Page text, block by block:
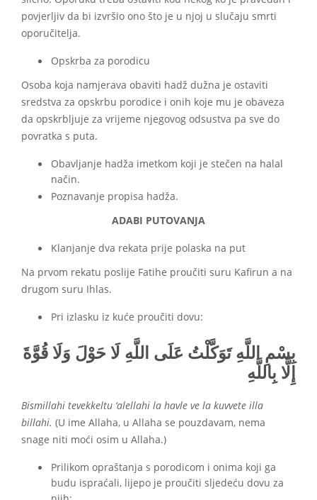
povjerljiv da bi izvršio ono što je u njoj u slučaju smrti
oporučitelja.
Opskrba za porodicu
Osoba koja namjerava obaviti hadž dužna je ostaviti
sredstva za opskrbu porodice i onih koje mu je obaveza
da opskrbljuje za vrijeme njegovog odsustva pa sve do
povratka s puta.
Obavljanje hadža imetkom koji je stečen na halal
način.
Poznavanje propisa hadža.
ADABI PUTOVANJA
Klanjanje dva rekata prije polaska na put
Na prvom rekatu poslije Fatihe proučiti suru Kafirun a na
drugom suru Ihlas.
Pri izlasku iz kuće proučiti dovu:
بِسْمِ اللَّهِ تَوَكَّلْتُ عَلَى اللَّهِ لَا حَوْلَ وَلَا قُوَّةَ
إِلَّا بِاللَّهِ
Bismillahi tevekkeltu ‘alellahi la havle ve la kuvvete illa
billahi. (U ime Allaha, u Allaha se pouzdavam, nema
snage niti moći osim u Allaha.)
Prilikom opraštanja s porodicom i onima koji ga
budu ispraćali, lijepo je proučiti sljedeću dovu za